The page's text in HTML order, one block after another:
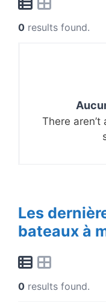
0 results found.
There
Les
bateaux à
0 results found.